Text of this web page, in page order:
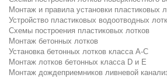
Монтаж и правила установки пластиковых
Устройство пластиковых водоотводных
Схемы построения пластиковых лотков
Монтаж бетонных лотков
Установка бетонных лотков класса A-C
Монтаж лотков бетонных класса D и E
Монтаж дождеприемников ливневой